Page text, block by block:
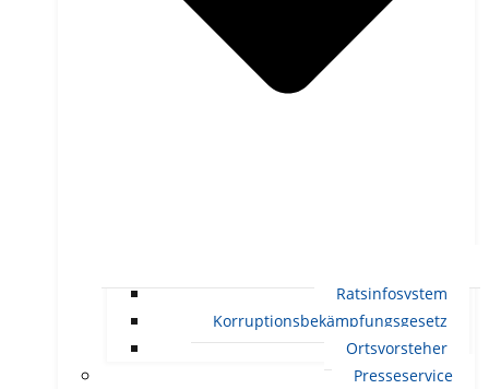
Ratsinfosystem
Korruptionsbekämpfungsgesetz
Ortsvorsteher
Presseservice